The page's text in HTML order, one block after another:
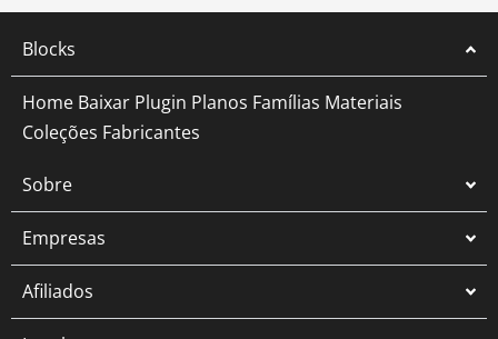
Blocks
Home Baixar Plugin Planos Famílias Materiais
Coleções Fabricantes
Sobre
Empresas
Afiliados